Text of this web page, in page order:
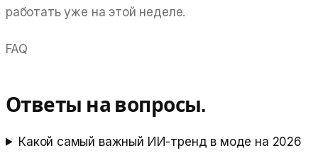
работать уже на этой неделе.
FAQ
Ответы на вопросы.
Какой самый важный ИИ-тренд в моде на 2026